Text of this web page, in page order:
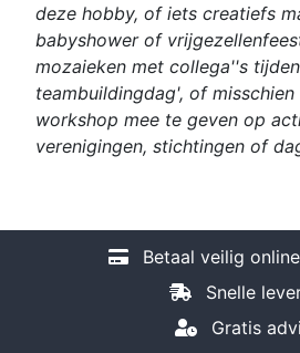
deze hobby, of iets creatiefs
babyshower of
mozaieken met collega''s
teambuildingdag', of
workshop mee te geven op
verenigingen, stichtingen of
Betaal veilig
Snelle
Gratis